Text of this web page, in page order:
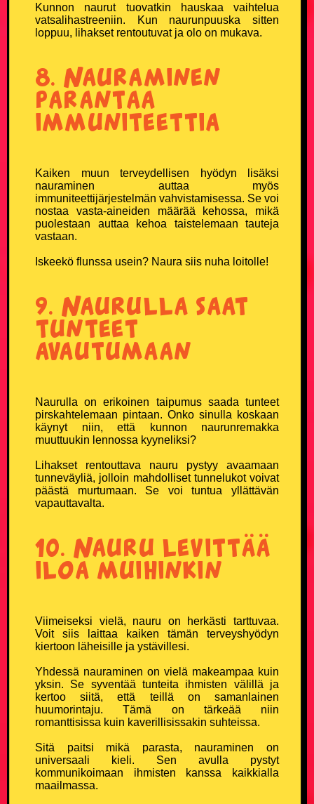
SOSIAALINEN MEDIA
Facebook
Youtube
TikTok
Twitter X
Instagram
Kunnon naurut tuovatkin hauskaa vaihtelua
vatsalihastreeniin. Kun naurunpuuska sitten
loppuu, lihakset rentoutuvat ja olo on mukava.
8. Nauraminen
parantaa
immuniteettia
Kaiken muun terveydellisen hyödyn lisäksi
nauraminen auttaa myös
immuniteettijärjestelmän vahvistamisessa. Se voi
nostaa vasta-aineiden määrää kehossa, mikä
puolestaan auttaa kehoa taistelemaan tauteja
vastaan.
Iskeekö flunssa usein? Naura siis nuha loitolle!
9. Naurulla saat
tunteet
avautumaan
Naurulla on erikoinen taipumus saada tunteet
pirskahtelemaan pintaan. Onko sinulla koskaan
käynyt niin, että kunnon naurunremakka
muuttuukin lennossa kyyneliksi?
Lihakset rentouttava nauru pystyy avaamaan
tunneväyliä, jolloin mahdolliset tunnelukot voivat
päästä murtumaan. Se voi tuntua yllättävän
vapauttavalta.
10. Nauru levittää
iloa muihinkin
Viimeiseksi vielä, nauru on herkästi tarttuvaa.
Voit siis laittaa kaiken tämän terveyshyödyn
kiertoon läheisille ja ystävillesi.
Yhdessä nauraminen on vielä makeampaa kuin
yksin. Se syventää tunteita ihmisten välillä ja
kertoo siitä, että teillä on samanlainen
huumorintaju. Tämä on tärkeää niin
romanttisissa kuin kaverillisissakin suhteissa.
Sitä paitsi mikä parasta, nauraminen on
universaali kieli. Sen avulla pystyt
kommunikoimaan ihmisten kanssa kaikkialla
maailmassa.